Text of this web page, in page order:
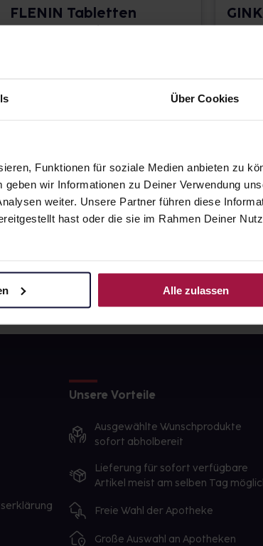
Über Cookies
Funktionen für soziale Medien anbieten zu
wir Informationen zu Deiner Verwendung
weiter. Unsere Partner führen diese
hast oder die sie im Rahmen Deiner
Alle zulassen
FLENIN Tabletten
250 St. • 0,10 € / St.
80 St.
8,95
Unsere Vorteile
Ausgewählte Wunschprodukte
sofort abholbereit
Lieferung für sofort verfügbare
Artikel meist am selben Tag
Freie Wahl der Apotheke
Große Auswahl an Apotheken